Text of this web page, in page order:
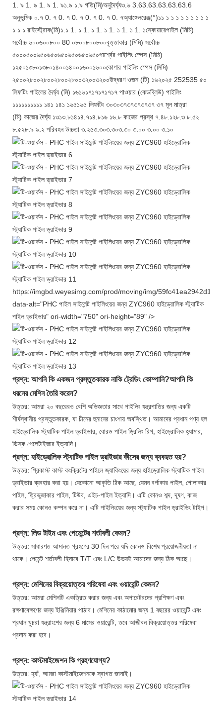
1.
৯ 1. ৯ 1. ৯ 1. ৯১.৯ ১.৯ গতি(মি)অনুদৈর্ঘ্য৩.৬ 3.63.63.63.63.63.6
অনুভূমিক ০.৭ 0. ৭ 0. ৭ 0. ৭ 0. ৭ 0. ৭ 0. ৭অ্যাঙ্গেলরেঞ্জ(°)১১ ১ ১ ১ ১ ১ ১ ১ ১ ১
১ ১ ১ রাইস্ট্রোক(মি)১.১ 1. ১ 1. ১ 1. ১ 1. ১ 1. ১ 1.
১স্কোয়ারেপাইল (মিমি)
সর্বোচ্চ ৬০০৬০০৮০০ 80 ০৮০০৮০০৮০০বৃত্তাকার (মিমি) সর্বোচ্চ
৫০০০৫০০৬৫০৬৫০৬৫০৬৫০৬৫০৬৫০পার্শ্বের পাইলিং স্পেস (মিমি)
১২৫০১৩৮০১৩৮০১৪০০১৪০০১৬০০১৬০০কোণার পাইলিং স্পেস (মিমি)
২৫০০২৮০০২৮০০২৮০০২৮০০৩২০০৩২০০উদ্ধরণ ওজন (টি) ১৬২০২৫ 252535 ৫০
লিফটিং পাইলের দৈর্ঘ্য (মি) ১৬১৬১৭১৭১৭১৭১৭ পাওয়ার (কেডব্লিউ) পাইলিং
১১১১১১১১১১ ১৪১ ১৪১ ১৬৫১৬৫ লিফটিং ৩০৩০৩৭৩৭৩৭৩৭৩৭ ৩৭ মূল মাত্রা
(মি) কাজের দৈর্ঘ্য ১৩১৩.৮১৪১৪.৭১৪.৮১৬ ১৬.৮ কাজের প্রস্থ ৭.৪৮.১২৮.৩ ৮.৫২
৮.৫২৮.৯ ৯.২ পরিবহন উচ্চতা ৩.২৫৩.৩০৩.৩০৩.৩০ ৩.০০ ৩.০০ ৩.১০
https://imgbd.weyesimg.com/prod/moving/img/
data-alt="PHC পাইল সাইলেন্ট পাইলিংয়ের জন্য ZYC960 হাইড্রোলিক স্ট্যাটিক
পাইল ড্রাইভার" ori-width="750" ori-height="89" />
প্রশ্ন: আপনি কি একজন প্রস্তুতকারক নাকি ট্রেডিং কোম্পানি?আপনি কি
ধরনের মেশিন তৈরি করেন?
উত্তর: আমরা ২০ বছরেরও বেশি অভিজ্ঞতার সাথে পাইলিং যন্ত্রপাতির জন্য একটি
শীর্ষস্থানীয় প্রস্তুতকারক, যা চীনের হুনানের চাংশায় অবস্থিত। আমাদের প্রধান পণ্য হল
হাইড্রোলিক স্ট্যাটিক পাইল ড্রাইভার, বোরড পাইল ড্রিলিং রিগ, হাইড্রোলিক হ্যামার,
ডিস্ক পেলেটাইজার ইত্যাদি।
প্রশ্ন: হাইড্রোলিক স্ট্যাটিক পাইল ড্রাইভার কীসের জন্য ব্যবহৃত হয়?
উত্তর: প্রিকাস্ট কাস্ট কংক্রিটের পাইলে জ্যাকিংয়ের জন্য হাইড্রোলিক স্ট্যাটিক পাইল
ড্রাইভার ব্যবহার করা হয়। যেকোনো আকৃতি ঠিক আছে, যেমন বর্গাকার পাইল, গোলাকার
পাইল, ত্রিভুজাকার পাইল, টিউব, এইচ-পাইল ইত্যাদি। এটি কোনও শব্দ, দূষণ, কাজ
করার সময় কোনও কম্পন করে না। এটি পাইলিংয়ের জন্য স্ট্যাটিক পাইল ড্রাইভিং টাইপ।
প্রশ্ন: লিড টাইম এবং পেমেন্টের শর্তাবলী কেমন?
উত্তর: সাধারণত আমানত গ্রহণের 30 দিন পরে যদি কোনও বিশেষ প্রয়োজনীয়তা না
থাকে। পেমেন্ট শর্তাবলী হিসাবে T/T এবং L/C উভয়ই আমাদের জন্য ঠিক আছে।
প্রশ্ন: মেশিনের বিক্রয়োত্তর পরিষেবা এবং ওয়ারেন্টি কেমন?
উত্তর: আমরা মেশিনটি একত্রিত করার জন্য এবং অপারেটরদের প্রশিক্ষণ এবং
রক্ষণাবেক্ষণের জন্য ইঞ্জিনিয়ার পাঠাব। মেশিনের কাঠামোর জন্য 1 বছরের ওয়ারেন্টি এবং
প্রধান খুচরা যন্ত্রাংশের জন্য 6 মাসের ওয়ারেন্টি, তবে আজীবন বিক্রয়োত্তর পরিষেবা
প্রদান করা হবে।
প্রশ্ন: কাস্টমাইজেশন কি গ্রহণযোগ্য?
উত্তর: হ্যাঁ, আমরা কাস্টমাইজেশনকে স্বাগত জানাই।